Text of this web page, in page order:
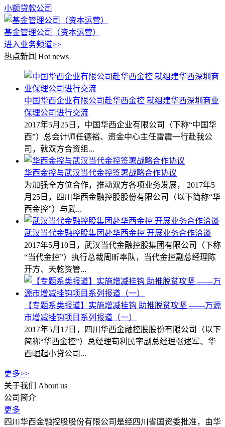
小额贷款公司
基金管理公司（资本运营）
进入业务频道>>
热点新闻 Hot news
中国华西企业有限公司赴华西金控 就组建华西深圳商业
保理公司进行交流
2017年5月25日，中国华西企业有限公司（下称“中国华
西”）总会计师任德裕、资金中心主任雷震一行赴我公
司，就双方合资组...
华西金控与武汉当代金控签署战略合作协议
为加强全方位合作，推动双方各项业务发展， 2017年5
月25日，四川华西金融控股股份有限公司（以下简称“华
西金控”）与武...
武汉当代金融控股集团赴华西金控 开展业务合作洽谈
2017年5月10日，武汉当代金融控股集团有限公司（下称
“当代金控”）执行总裁周昕率队，当代金控副总经理陈
开方、天乾资管...
【专题系类报道】实施增减挂钩 助推脱贫攻坚 ——万源
市增减挂钩项目系列报道（一）
2017年5月17日，四川华西金融控股股份有限公司（以下
简称“华西金控”）总经理苟利民率副总经理张述军、华
西崛起小贷公司...
更多>>
关于我们
About us
公司简介
更多
四川华西金融控股股份有限公司是经四川省国资委批准，由华